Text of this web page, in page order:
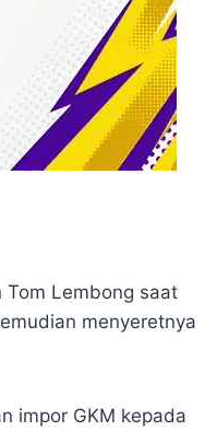
Lembong saat
menyeretnya
impor GKM kepada